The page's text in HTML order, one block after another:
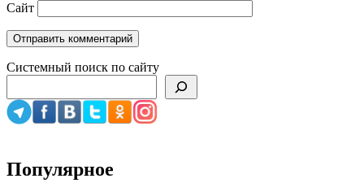
Сайт
Системный поиск по сайту
Популярное